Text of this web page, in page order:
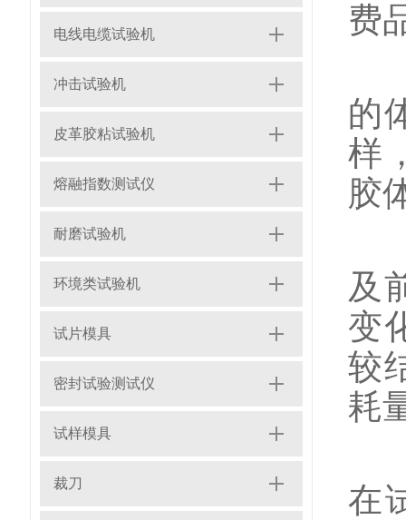
电线电缆试验机
冲击试验机
皮革胶粘试验机
熔融指数测试仪
耐磨试验机
环境类试验机
试片模具
密封试验测试仪
试样模具
裁刀
费
的
样
胶
及
变
较
耗
在